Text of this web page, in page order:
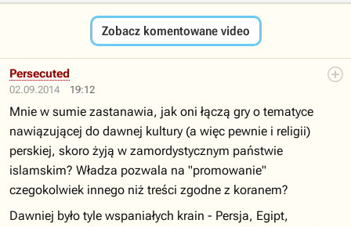
Zobacz komentowane video
02.09.2014 19:12
Persecuted
Mnie w sumie zastanawia, jak oni łączą gry o tematyce
nawiązującej do dawnej kultury (a więc pewnie i religii)
perskiej, skoro żyją w zamordystycznym państwie
islamskim? Władza pozwala na "promowanie"
czegokolwiek innego niż treści zgodne z koranem?
Dawniej było tyle wspaniałych krain - Persja, Egipt,